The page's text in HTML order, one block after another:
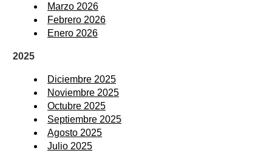
Marzo 2026
Febrero 2026
Enero 2026
2025
Diciembre 2025
Noviembre 2025
Octubre 2025
Septiembre 2025
Agosto 2025
Julio 2025